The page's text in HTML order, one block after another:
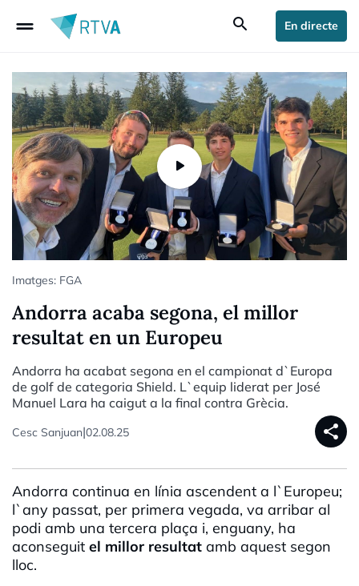
drag_handle search En directe
Imatges: FGA
Andorra acaba segona, el millor
resultat en un Europeu
Andorra ha acabat segona en el campionat d`Europa
de golf de categoria Shield. L`equip liderat per José
Manuel Lara ha caigut a la final contra Grècia.
Cesc Sanjuan|02.08.25 share
Andorra continua en línia ascendent a l`Europeu;
l`any passat, per primera vegada, va arribar al
podi amb una tercera plaça i, enguany, ha
aconseguit el millor resultat amb aquest segon
lloc.